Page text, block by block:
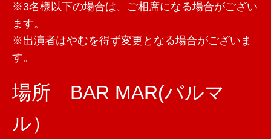
※3名様以下の場合は、ご相席になる場合がござい
ます。
※出演者はやむを得ず変更となる場合がございま
す。
場所 BAR MAR(バルマ
ル）